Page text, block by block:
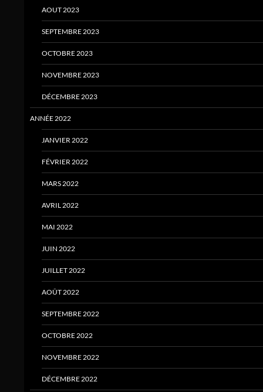
AOUT 2023
SEPTEMBRE 2023
OCTOBRE 2023
NOVEMBRE 2023
DÉCEMBRE 2023
ANNÉE 2022
JANVIER 2022
FÉVRIER 2022
MARS 2022
AVRIL 2022
MAI 2022
JUIN 2022
JUILLET 2022
AOÛT 2022
SEPTEMBRE 2022
OCTOBRE 2022
NOVEMBRE 2022
DÉCEMBRE 2022